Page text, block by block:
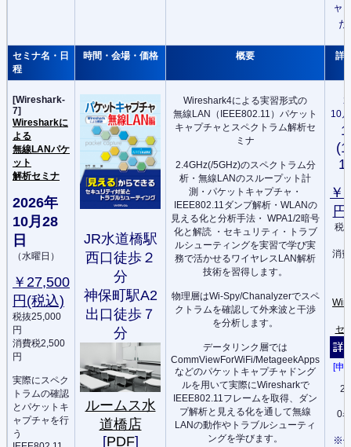
ャ
た
セミナ名・日
程
時間・会場・価格 概要 詳
[Wireshark-
7]
Wiresharkに
よる
無線LANパケ
ット
解析セミナ
2026年
10月28
日
（水曜日）
￥27,500
円(税込)
税抜25,000
円
消費税2,500
円
実際にスペク
トラムの確認
とパケットキ
ャプチャを行
う
JR水道橋駅
西口徒歩２
分
神保町駅A2
出口徒歩７
分
ルームス水
道橋店
[PDF]
Wireshark4による実習形式の
無線LAN（IEEE802.11）パケット
キャプチャとスペクトラム解析セ
ミナ
2.4GHz(/5GHz)のスペクトラム分
析・無線LANのスループット計
測・パケットキャプチャ・
IEEE802.11ダンプ解析・WLANの
見える化と分析手法・ WPA1/2暗号
化と解読 ・セキュリティ・トラブ
ルシューティングを実習で学び実
務で活かせるワイヤレスLAN解析
技術を習得します。
物理層はWi-Spy/Chanalyzerでスペ
クトラムを確認して外来波と干渉
を分析します。
データリンク層では
CommViewForWiFi/MetageekApps
などのパケットキャプチャドング
ルを用いて実際にWiresharkで
IEEE802.11フレームを取得、ダン
プ解析と見える化を通して無線
LANの動作やトラブルシューティ
ングを学びます。
10
￥
円
税
消
セ
[申
0
※